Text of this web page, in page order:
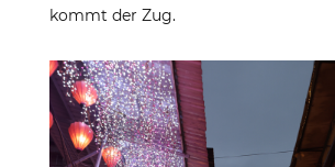
kommt der Zug.